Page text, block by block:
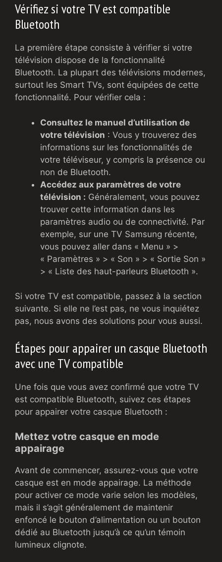
Vérifiez si votre TV est compatible
Bluetooth
La première étape consiste à vérifier si votre
télévision dispose de la fonctionnalité
Bluetooth. La plupart des télévisions modernes,
surtout les Smart TVs, sont équipées de cette
fonctionnalité. Pour vérifier cela :
Consultez le manuel d’utilisation de
votre télévision : Vous y trouverez des
informations sur les fonctionnalités de
votre téléviseur, y compris la présence ou
non de Bluetooth.
Accédez aux paramètres de votre
télévision : Généralement, vous pouvez
trouver cette information dans les
paramètres audio ou de connectivité. Par
exemple, sur une TV Samsung récente,
vous pouvez aller dans « Menu » >
« Paramètres » > « Son » > « Sortie Son »
> « Liste des haut-parleurs Bluetooth ».
Si votre TV est compatible, passez à la section
suivante. Si elle ne l’est pas, ne vous inquiétez
pas, nous avons des solutions pour vous aussi.
Étapes pour appairer un casque Bluetooth
avec une TV compatible
Une fois que vous avez confirmé que votre TV
est compatible Bluetooth, suivez ces étapes
pour appairer votre casque Bluetooth :
Mettez votre casque en mode
appairage
Avant de commencer, assurez-vous que votre
casque est en mode appairage. La méthode
pour activer ce mode varie selon les modèles,
mais il s’agit généralement de maintenir
enfoncé le bouton d’alimentation ou un bouton
dédié au Bluetooth jusqu’à ce qu’un témoin
lumineux clignote.